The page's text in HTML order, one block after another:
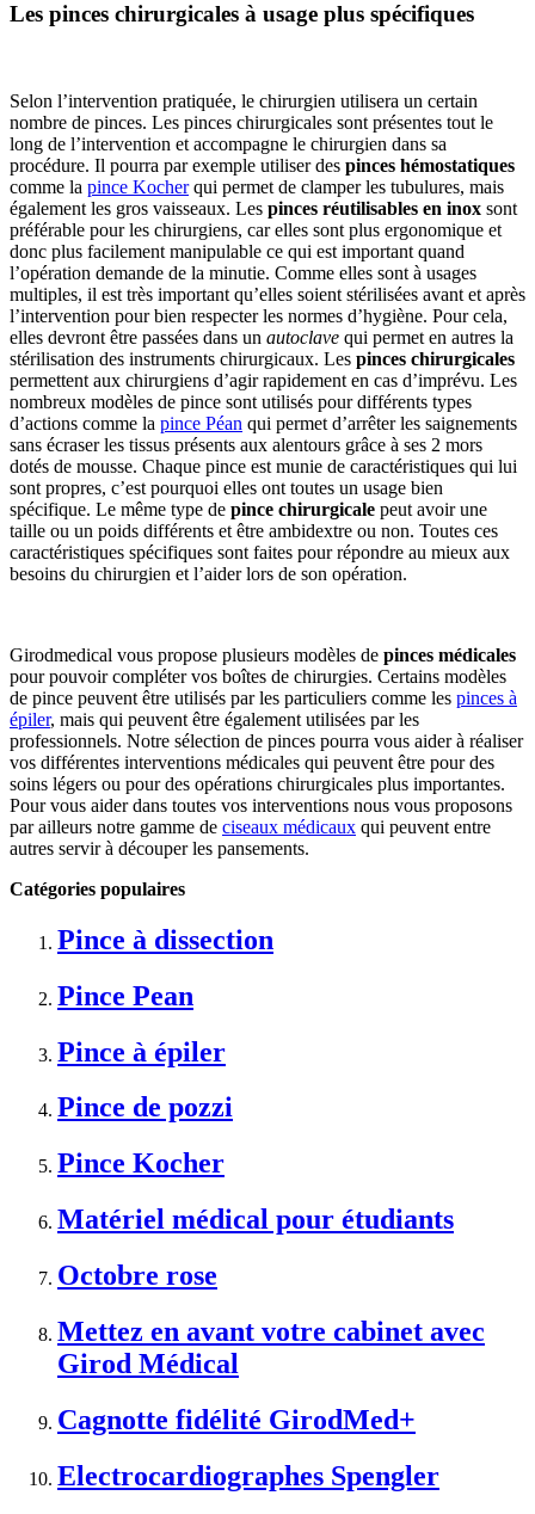
Les pinces chirurgicales à usage plus spécifiques
Selon l’intervention pratiquée, le chirurgien utilisera un certain
nombre de pinces. Les pinces chirurgicales sont présentes tout le
long de l’intervention et accompagne le chirurgien dans sa
procédure. Il pourra par exemple utiliser des pinces hémostatiques
comme la pince Kocherqui permet de clamper les tubulures, mais
également les gros vaisseaux. Les pinces réutilisables en inox sont
préférable pour les chirurgiens, car elles sont plus ergonomique et
donc plus facilement manipulable ce qui est important quand
l’opération demande de la minutie. Comme elles sont à usages
multiples, il est très important qu’elles soient stérilisées avant et après
l’intervention pour bien respecter les normes d’hygiène. Pour cela,
elles devront être passées dans un autoclave qui permet en autres la
stérilisation des instruments chirurgicaux. Les pinces chirurgicales
permettent aux chirurgiens d’agir rapidement en cas d’imprévu. Les
nombreux modèles de pince sont utilisés pour différents types
d’actions comme la pince Péan qui permet d’arrêter les saignements
sans écraser les tissus présents aux alentours grâce à ses 2 mors
dotés de mousse. Chaque pince est munie de caractéristiques qui lui
sont propres, c’est pourquoi elles ont toutes un usage bien
spécifique. Le même type de pince chirurgicale peut avoir une
taille ou un poids différents et être ambidextre ou non. Toutes ces
caractéristiques spécifiques sont faites pour répondre au mieux aux
besoins du chirurgien et l’aider lors de son opération.
Girodmedical vous propose plusieurs modèles de pinces médicales
pour pouvoir compléter vos boîtes de chirurgies. Certains modèles
de pince peuvent être utilisés par les particuliers comme les pinces à
épiler, mais qui peuvent être également utilisées par les
professionnels. Notre sélection de pinces pourra vous aider à réaliser
vos différentes interventions médicales qui peuvent être pour des
soins légers ou pour des opérations chirurgicales plus importantes.
Pour vous aider dans toutes vos interventions nous vous proposons
par ailleurs notre gamme de ciseaux médicaux qui peuvent entre
autres servir à découper les pansements.
Catégories populaires
Pince à dissection
Pince Pean
Pince à épiler
Pince de pozzi
Pince Kocher
Matériel médical pour étudiants
Octobre rose
Mettez en avant votre cabinet avec
Girod Médical
Cagnotte fidélité GirodMed+
Electrocardiographes Spengler